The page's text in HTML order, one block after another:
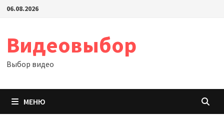
Перейти
06.08.2026
Видеовыбор
Выбор видео
МЕНЮ